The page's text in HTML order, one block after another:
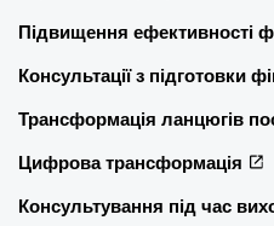
Підвищення ефективності
Консультації з підготовки
Трансформація ланцюгів
Цифрова трансформація
Консультування під час